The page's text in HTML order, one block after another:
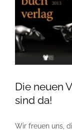
Die neuen
sind da!
Wir freuen uns,